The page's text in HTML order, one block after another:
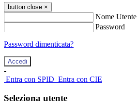
button close ×
Nome Utente
Password
Password dimenticata?
-
Entra con SPID Entra con CIE
Seleziona utente